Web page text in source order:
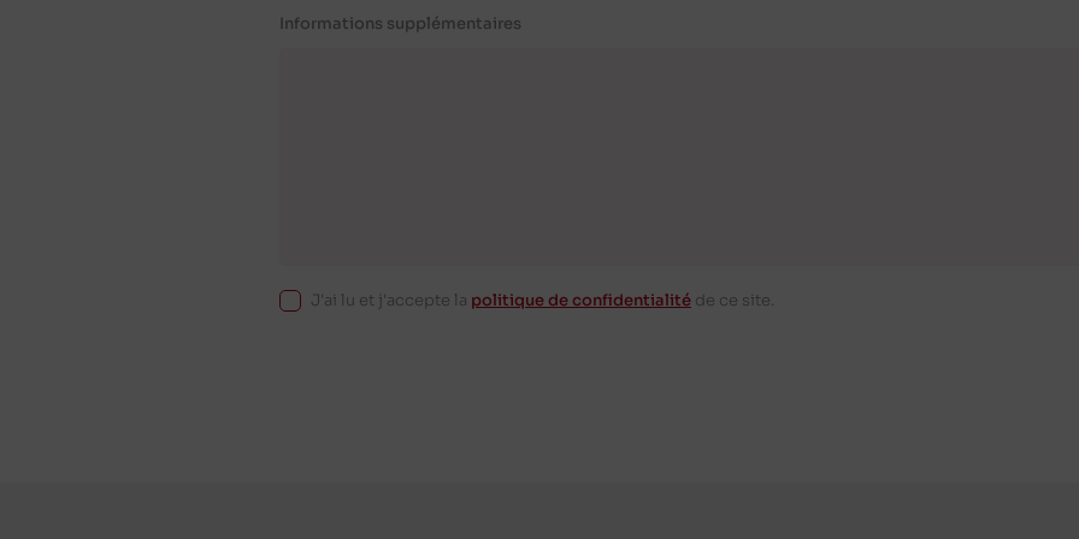
Informations supplémentaires
J'ai lu et j'accepte la politique de confidentialité de ce site.